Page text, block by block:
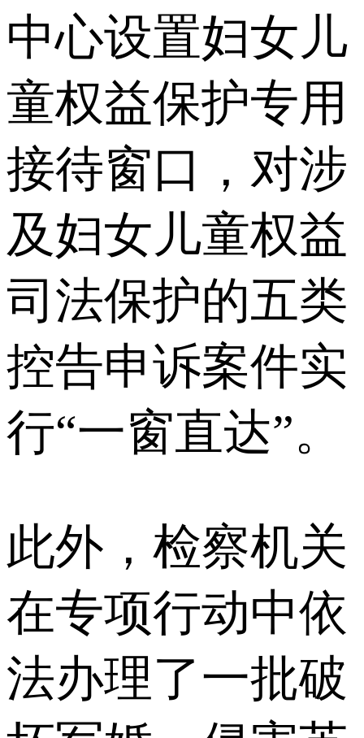
中心设置妇女儿
童权益保护专用
接待窗口，对涉
及妇女儿童权益
司法保护的五类
控告申诉案件实
行“一窗直达”。
此外，检察机关
在专项行动中依
法办理了一批破